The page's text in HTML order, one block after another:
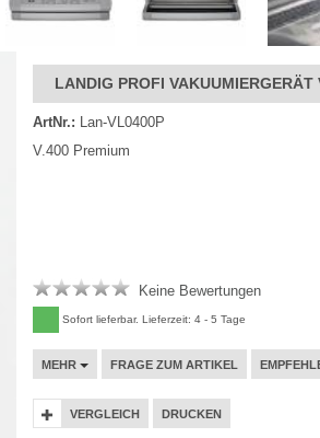
LANDIG PROFI VAKUUMIERGERÄT
ArtNr.: Lan-VL0400P
V.400 Premium
Keine Bewertungen
Sofort lieferbar. Lieferzeit: 4 - 5 Tage
MEHR FRAGE ZUM ARTIKEL
VERGLEICH DRUCKEN